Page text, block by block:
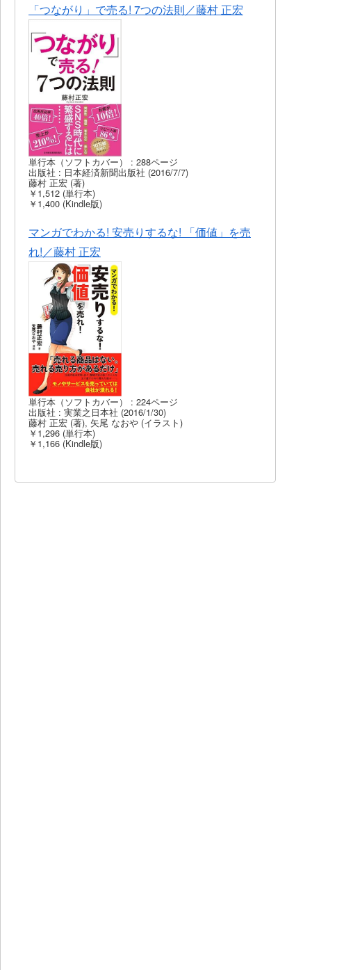
「つながり」で売る! 7つの法則／藤村 正宏
単行本（ソフトカバー） : 288ページ
出版社 : 日本経済新聞出版社 (2016/7/7)
藤村 正宏 (著)
￥1,512 (単行本)
￥1,400 (Kindle版)
マンガでわかる! 安売りするな! 「価値」を売
れ!／藤村 正宏
単行本（ソフトカバー） : 224ページ
出版社 : 実業之日本社 (2016/1/30)
藤村 正宏 (著), 矢尾 なおや (イラスト)
￥1,296 (単行本)
￥1,166 (Kindle版)